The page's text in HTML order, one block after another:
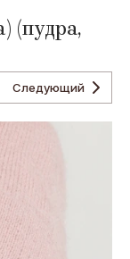
(пудра,
Следующий